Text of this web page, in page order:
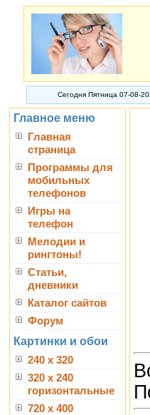
Сегодня Пятница 07-08-
Главное меню
Главная
страница
Программы для
мобильных
телефонов
Игры на
телефон
Мелодии и
рингтоны!
Статьи,
дневники
Каталог сайтов
Форум
Картинки и обои
240 x 320
320 x 240
горизонтальные
720 x 400